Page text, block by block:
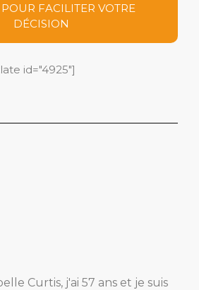
FACILITER VOTRE
DÉCISION
id="4925"]
Curtis, j'ai 57 ans et je suis